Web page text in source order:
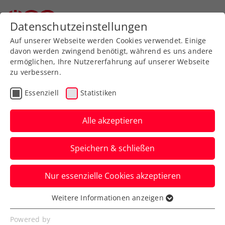
Zurück zur Newsübersicht
Verbands-Info
„Es greift langsam“:
„Ladies in Tennis“-
Workshops wieder ein
voller Erfolg
Der große Einsatz des ÖTV für den
Frauensport wird mittlerweile gar
international gewürdigt und prämiert.
Datenschutzeinstellungen
Auf unserer Webseite werden Cookies verwendet. Einige
davon werden zwingend benötigt, während es uns andere
ermöglichen, Ihre Nutzererfahrung auf unserer Webseite
zu verbessern.
Essenziell Statistiken
Alle akzeptieren
Speichern & schließen
Nur essenzielle Cookies akzeptieren
Essenziell
Essenzielle Cookies werden für grundlegende
Weitere Informationen anzeigen
Powered by